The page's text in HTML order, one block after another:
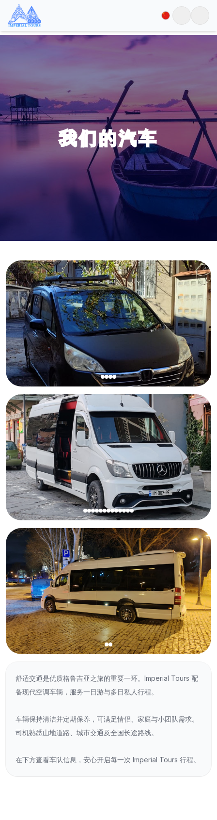
我们的汽车
舒适交通是优质格鲁吉亚之旅的重要一环。Imperial Tours 配
备现代空调车辆，服务一日游与多日私人行程。
车辆保持清洁并定期保养，可满足情侣、家庭与小团队需求。
司机熟悉山地道路、城市交通及全国长途路线。
在下方查看车队信息，安心开启每一次 Imperial Tours 行程。